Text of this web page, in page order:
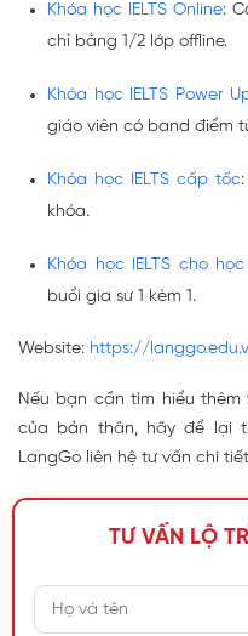
Khóa học IELTS Online:
chỉ bằng 1/2 lớp offline.
Khóa học IELTS Power
giáo viên có band điểm
Khóa học IELTS cấp tốc
khóa.
Khóa học IELTS cho
buổi gia sư 1 kèm 1.
Website: https://
Nếu bạn cần tìm hiểu
của bản thân, hãy để lại
LangGo liên hệ tư vấn chi
TƯ VẤN LỘ